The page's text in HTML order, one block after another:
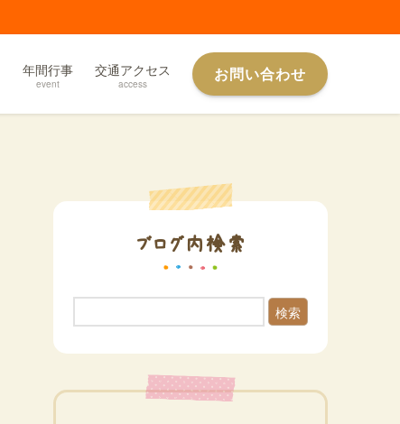
年間行事
event
交通アクセス
access お問い合わせ
ブログ内検索
検索